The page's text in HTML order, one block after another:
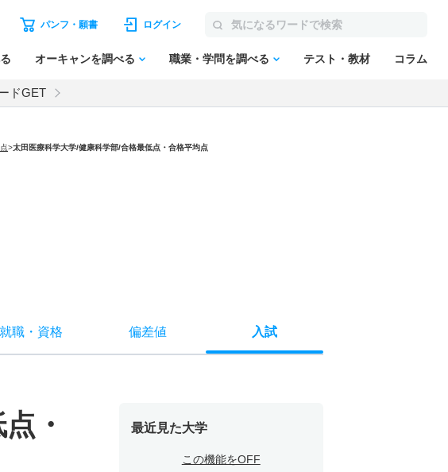
パンフ・願書 ログイン
オーキャンを調べる 職業・学問を調べる テスト・教材 コラム
ドGET
>太田医療科学大学/健康科学部/合格最低点・合格平均点
就職・ 資格 偏差値 入試
・
最近見た大学
この機能をOFF